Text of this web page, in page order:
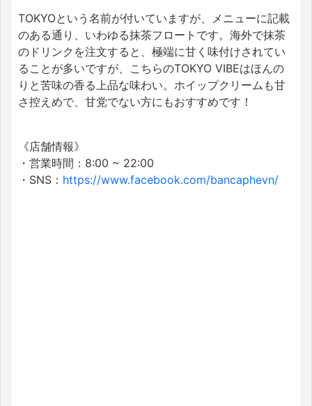
TOKYOという名前が付いていますが、メニューに記載
のある通り、いわゆる抹茶フロートです。海外で抹茶
のドリンクを注文すると、極端に甘く味付けされてい
ることが多いですが、こちらのTOKYO VIBEはほんの
りと苦味の香る上品な味わい。ホイップクリームも甘
さ控えめで、甘党でない方にもおすすめです！
《店舗情報》
・営業時間：8:00 ~ 22:00
・SNS： https://www.facebook.com/bancaphevn/